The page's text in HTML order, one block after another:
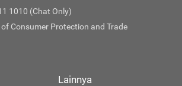
1010 (Chat Only)
Consumer Protection and Trade
Lainnya